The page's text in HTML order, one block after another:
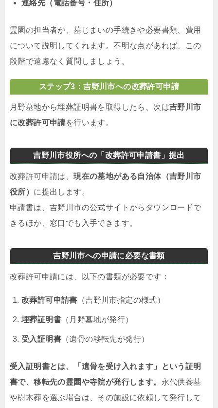
連絡先（電話番号・住所）
霊園の担当者が、墓じまいの手続きや必要書類、費用
について説明してくれます。不明な点があれば、この
段階で遠慮なく質問しましょう。
ステップ3：吉野川市への改葬許可申請
月野墓地から埋葬証明書を取得したら、次は吉野川市
に改葬許可申請を行います。
吉野川市役所への「改葬許可申請書」提出
改葬許可申請は、現在の墓地がある自治体（吉野川市
役所） に提出します。
申請書は、吉野川市の公式サイトからダウンロードで
きるほか、窓口でも入手できます。
吉野川市への申請に必要な書類
改葬許可申請には、以下の書類が必要です：
改葬許可申請書 （吉野川市指定の様式）
埋葬証明書 （月野墓地が発行）
受入証明書 （遺骨の移転先が発行）
受入証明書とは、「遺骨を受け入れます」という証明
書で、移転先の霊園や寺院が発行します。 永代供養墓
や樹木葬を選ぶ場合は、その施設に依頼して発行して